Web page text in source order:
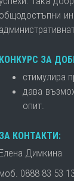
общодостъпни
КОНКУРС ЗА
стимулира
дава
опит.
ЗА КОНТАКТИ:
Елена Димкина
моб. 0888 83 53 13